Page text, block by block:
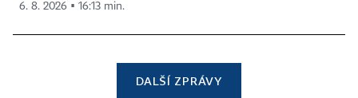
6. 8. 2026 ▪ 16:13 min.
DALŠÍ ZPRÁVY